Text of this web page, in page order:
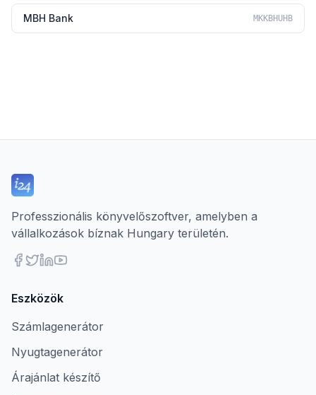
MBH Bank MKKBHUHB
Professzionális könyvelőszoftver, amelyben a
vállalkozások bíznak Hungary területén.
Eszközök
Számlagenerátor
Nyugtagenerátor
Árajánlat készítő